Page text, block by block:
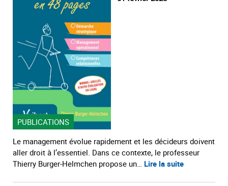
PUBLICATIONS
Le management évolue rapidement et les décideurs doivent
aller droit à l’essentiel. Dans ce contexte, le professeur
Thierry Burger-Helmchen propose un… Lire la suite